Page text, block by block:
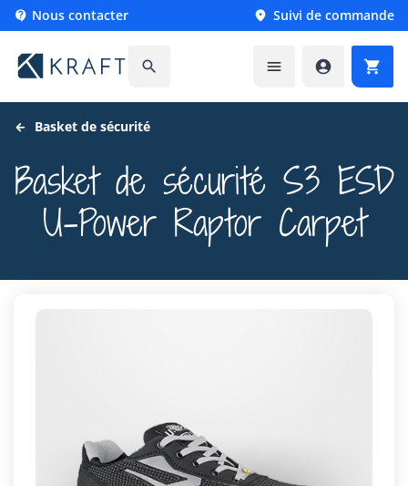
 Nous contacter  Suivi de commande
   
Basket de sécurité
Basket de sécurité S3 ESD
U-Power Raptor Carpet